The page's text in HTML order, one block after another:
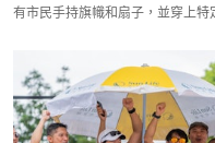
有市民手持旗幟和扇子，並穿上特